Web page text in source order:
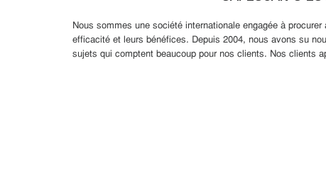
Nous sommes une société internationale engagée à
efficacité et leurs bénéfices. Depuis 2004, nous avons su
sujets qui comptent beaucoup pour nos clients. Nos clients